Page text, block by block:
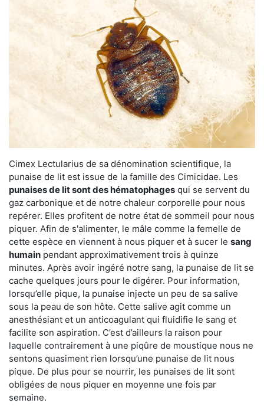
Cimex Lectularius de sa dénomination scientifique, la
punaise de lit est issue de la famille des Cimicidae. Les
punaises de lit sont des hématophages qui se servent du
gaz carbonique et de notre chaleur corporelle pour nous
repérer. Elles profitent de notre état de sommeil pour nous
piquer. Afin de s'alimenter, le mâle comme la femelle de
cette espèce en viennent à nous piquer et à sucer le sang
humain pendant approximativement trois à quinze
minutes. Après avoir ingéré notre sang, la punaise de lit se
cache quelques jours pour le digérer. Pour information,
lorsqu’elle pique, la punaise injecte un peu de sa salive
sous la peau de son hôte. Cette salive agit comme un
anesthésiant et un anticoagulant qui fluidifie le sang et
facilite son aspiration. C’est d’ailleurs la raison pour
laquelle contrairement à une piqûre de moustique nous ne
sentons quasiment rien lorsqu’une punaise de lit nous
pique. De plus pour se nourrir, les punaises de lit sont
obligées de nous piquer en moyenne une fois par
semaine.